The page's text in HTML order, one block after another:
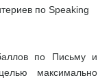
по Speaking
по Письму и
максимально